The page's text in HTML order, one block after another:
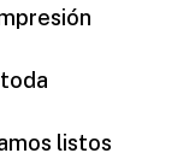
listos